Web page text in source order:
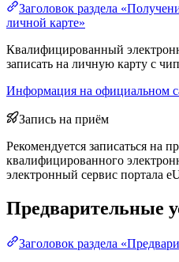
Заголовок раздела
личной карте»
Квалифицированный
записать на личную карту с
Информация на официальном
Запись на приём
Рекомендуется записаться на
квалифицированного
электронный сервис портала
Предварительные
Заголовок раздела